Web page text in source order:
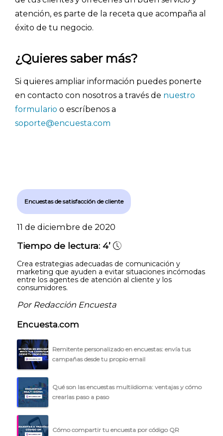
- Consejos para tu encuesta
- Encuestas de NPS
- Marketing y encuestas
atención, es parte de la receta que acompaña al
éxito de tu negocio.
¿Quieres saber más?
Si quieres ampliar información puedes ponerte
en contacto con nosotros a través de nuestro
formulario o escríbenos a
soporte@encuesta.com
Encuestas de satisfacción de cliente
11 de diciembre de 2020
Tiempo de lectura: 4’
Crea estrategias adecuadas de comunicación y
marketing que ayuden a evitar situaciones incómodas
entre los agentes de atención al cliente y los
consumidores.
Por Redacción Encuesta
Encuesta.com
Remitente personalizado en encuestas: envía tus
campañas desde tu propio email
Qué son las encuestas multiidioma: ventajas y cómo
crearlas paso a paso
Cómo compartir tu encuesta por código QR